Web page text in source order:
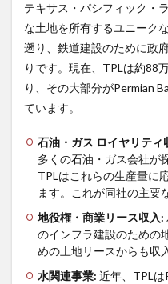
テキサス・パシフィック・
な土地を所有するユニーク
遡り、鉄道建設のために政
りです。現在、TPLは約88
り、その大部分がPermian
ています。
石油・ガス ロイヤリティ
多くの石油・ガス会社が
TPLはこれらの生産量に
ます。これが同社の主要
地役権・商業リース収入:
のインフラ建設のための
めの土地リースからも収
水関連事業: 近年、TPLは